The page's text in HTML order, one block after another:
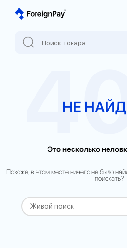
НЕ
Это несколько
Похоже, в этом месте ничего не было
поискать?